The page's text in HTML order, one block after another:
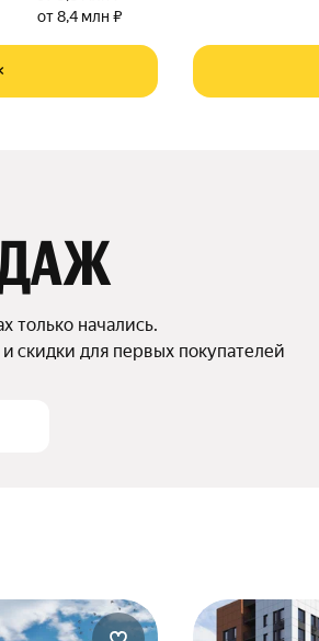
от 8,4 млн ₽
только начались.
скидки для первых покупателей